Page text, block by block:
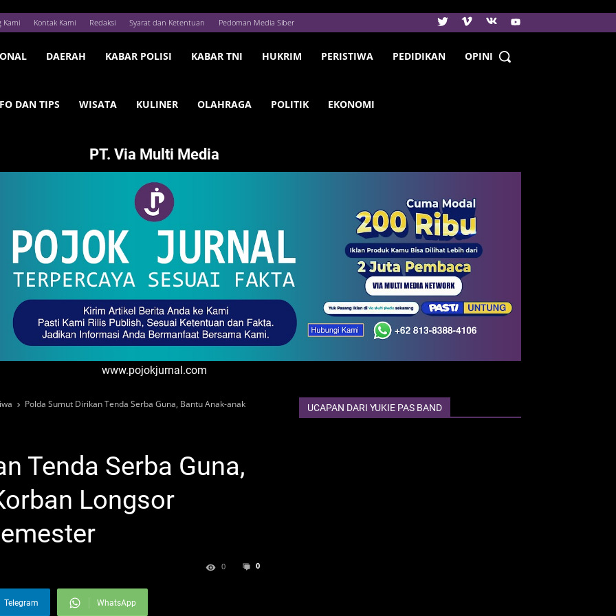
Kami Kontak Kami Redaksi Syarat dan Ketentuan Pedoman Media Siber
DAERAH KABAR POLISI KABAR TNI HUKRIM PERISTIWA PEDIDIKAN OPINI
DAN TIPS WISATA KULINER OLAHRAGA POLITIK EKONOMI
PT. Via Multi Media
www.pojokjurnal.com
Polda Sumut Dirikan Tenda Serba Guna, Bantu Anak-anak
Tenda Serba Guna,
Longsor
0
0
Telegram WhatsApp
UCAPAN DARI YUKIE PAS BAND